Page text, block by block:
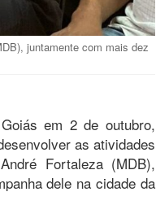
juntamente com mais dez
em 2 de outubro,
as atividades
Fortaleza (MDB),
dele na cidade da